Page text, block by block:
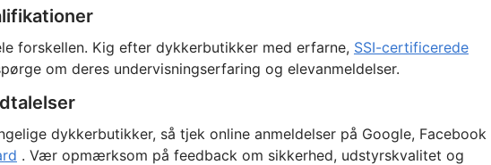
forskellen. Kig efter dykkerbutikker med erfarne, SSI-certificerede
om deres undervisningserfaring og elevanmeldelser.
dykkerbutikker, så tjek online anmeldelser på Google, Facebook
. Vær opmærksom på feedback om sikkerhed, udstyrskvalitet og